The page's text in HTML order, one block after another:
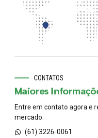
CONTATOS
Maiores
Entre em contato agora e
mercado.
(61) 3226-0061